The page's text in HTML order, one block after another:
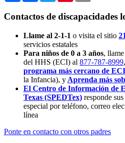
Contactos de discapacidades
Llame al 2-1-1 o visita el sitio
servicios estatales
Para niños de 0 a 3 años,
del HHS (ECI) al 877-787-8999,
programa más cercano de ECI
la Infancia), y Aprenda más
El Centro de Información de
Texas (SPEDTex) responde
especial por teléfono, correo
línea
Ponte en contacto con otros padres